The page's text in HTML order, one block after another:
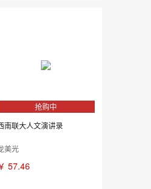
抢购中
南联大人文演讲录
美光
57.46